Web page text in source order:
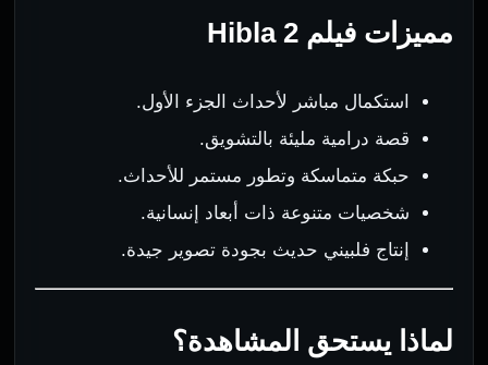
مميزات فيلم Hibla 2
استكمال مباشر لأحداث الجزء الأول.
قصة درامية مليئة بالتشويق.
حبكة متماسكة وتطور مستمر للأحداث.
شخصيات متنوعة ذات أبعاد إنسانية.
إنتاج فلبيني حديث بجودة تصوير جيدة.
لماذا يستحق المشاهدة؟